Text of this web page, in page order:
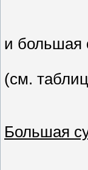
и большая
(см.
Большая